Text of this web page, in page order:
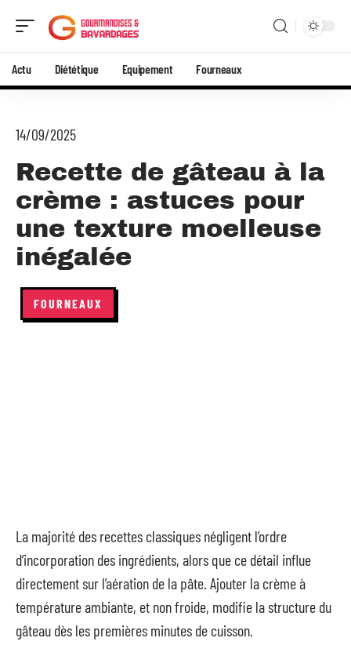
Actu Diététique Equipement Fourneaux
14/09/2025
Recette de gâteau à la
crème : astuces pour
une texture moelleuse
inégalée
FOURNEAUX
La majorité des recettes classiques négligent l’ordre
d’incorporation des ingrédients, alors que ce détail influe
directement sur l’aération de la pâte. Ajouter la crème à
température ambiante, et non froide, modifie la structure du
gâteau dès les premières minutes de cuisson.